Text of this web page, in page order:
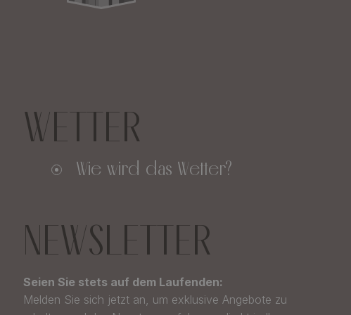
WETTER
Wie wird das Wetter?
NEWSLETTER
Seien Sie stets auf dem Laufenden:
Melden Sie sich jetzt an, um exklusive Angebote zu